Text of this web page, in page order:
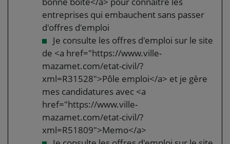
entreprises qui embauchent sans passer
d'offres d'emploi
Je consulte les offres d'emploi sur le site
de <a href="https://www.ville-
mazamet.com/etat-civil/?
xml=R31528">Pôle emploi</a> et je gère
mes candidatures avec <a
href="https://www.ville-
mazamet.com/etat-civil/?
xml=R51809">Memo</a>